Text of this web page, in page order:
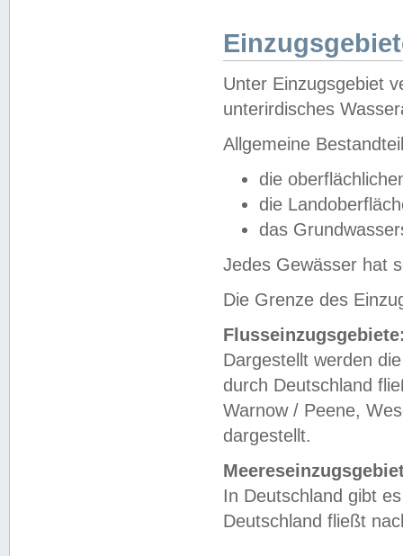
Unter Einzugsgebiet
unterirdisches
Allgemeine
die
die
das
Jedes Gewässer hat
Die Grenze des
Dargestellt werden
durch Deutschland
Warnow / Peene,
dargestellt.
In Deutschland gibt
Deutschland fließt